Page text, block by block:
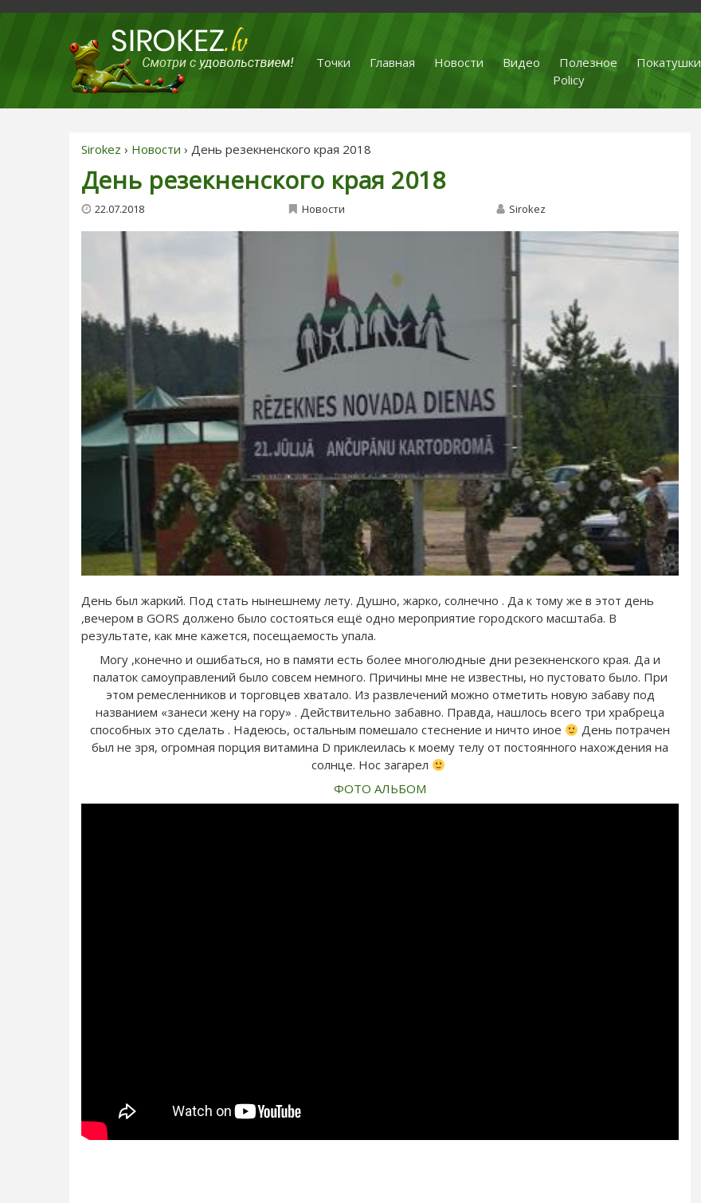
Точки Главная Новости Видео Полезное Покатушки
Policy
Sirokez › Новости › День резекненского края 2018
День резекненского края 2018
22.07.2018 Новости Sirokez
День был жаркий. Под стать нынешнему лету. Душно, жарко, солнечно . Да к тому же в этот день
,вечером в GORS должено было состояться ещё одно мероприятие городского масштаба. В
результате, как мне кажется, посещаемость упала.
Могу ,конечно и ошибаться, но в памяти есть более многолюдные дни резекненского края. Да и
палаток самоуправлений было совсем немного. Причины мне не известны, но пустовато было. При
этом ремесленников и торговцев хватало. Из развлечений можно отметить новую забаву под
названием «занеси жену на гору» . Действительно забавно. Правда, нашлось всего три храбреца
способных это сделать . Надеюсь, остальным помешало стеснение и ничто иное
День потрачен
был не зря, огромная порция витамина D приклеилась к моему телу от постоянного нахождения на
солнце. Нос загарел
ФОТО АЛЬБОМ